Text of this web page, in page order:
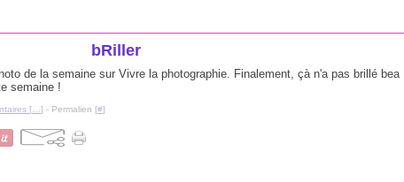
bRiller
de la semaine sur Vivre la photographie. Finalement, çà n'a pas brillé bea
semaine !
[ ] - Permalien [#]